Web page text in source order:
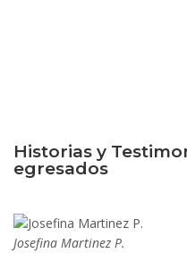
Historias y
egresados
Josefina Martinez P.